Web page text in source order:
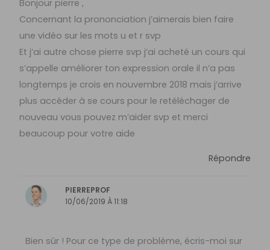
Bonjour pierre ,
Concernant la prononciation j’aimerais bien faire
une vidéo sur les mots u et r svp
Et j’ai autre chose pierre svp j’ai acheté un cours qui
s’appelle améliorer ton expression orale il n’a pas
longtemps je crois en nouvembre 2018 mais j’arrive
plus accéder à se cours pour le retéléchager de
nouveau vous pouvez m’aider svp et merci
beaucoup pour votre aide
Répondre
PIERREPROF
10/06/2019 À 11:18
Bien sûr ! Pour ce type de problème, écris-moi sur